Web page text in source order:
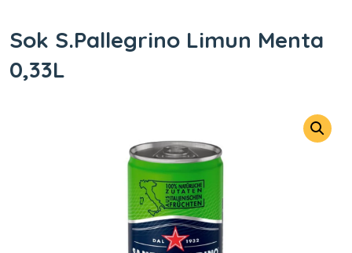
Sok S.Pallegrino Limun Menta
0,33L